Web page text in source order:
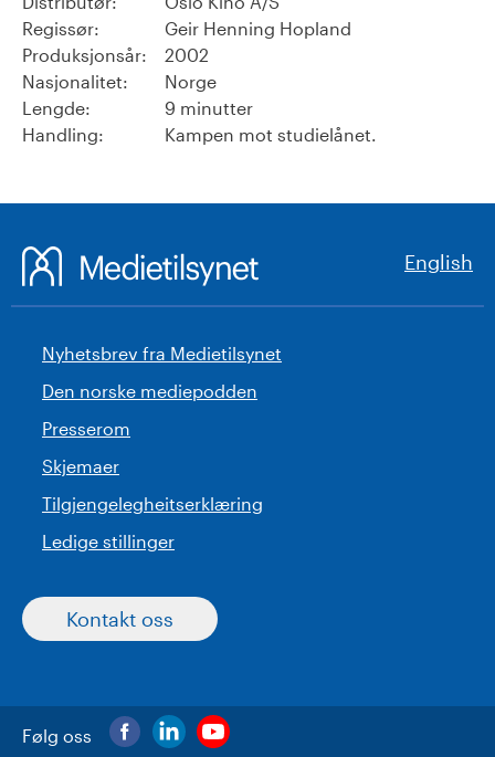
Regissør:
Geir Henning Hopland
Produksjonsår:
2002
Nasjonalitet:
Norge
Lengde:
9 minutter
Handling:
Kampen mot studielånet.
English
Nyhetsbrev fra Medietilsynet
Den norske mediepodden
Presserom
Skjemaer
Tilgjengelegheitserklæring
Ledige stillinger
Kontakt oss
Følg oss